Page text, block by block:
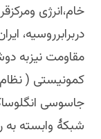
خام،انرژی
دربرابرروسیه،
مقاومت نیزبه
کمونیستی ( نظام
جاسوسی
شبکۀ وابسته به